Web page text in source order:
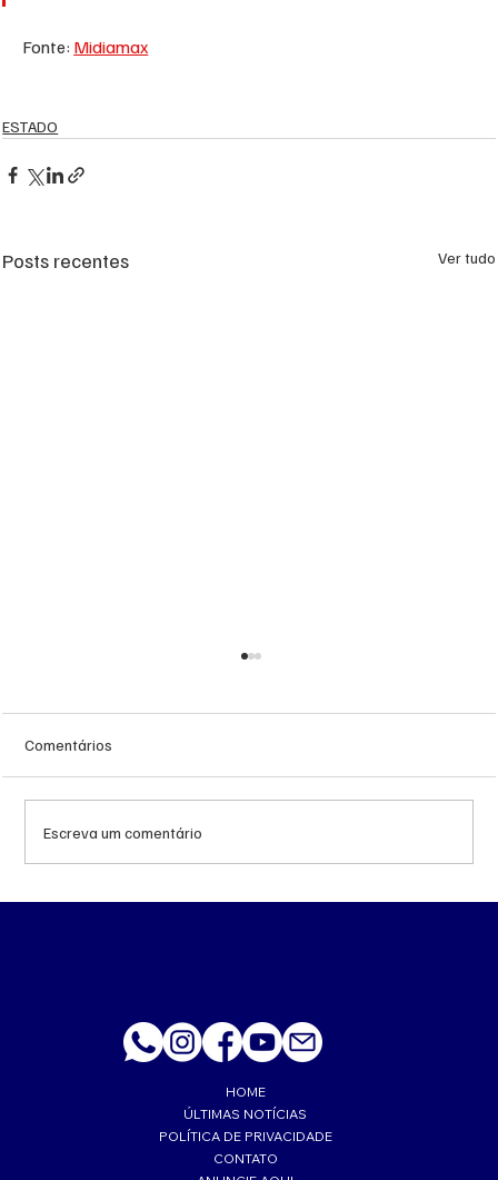
Fonte: Midiamax
ESTADO
Posts recentes Ver tudo
Comentários
Escreva um comentário
HOME
ÚLTIMAS NOTÍCIAS
POLÍTICA DE PRIVACIDADE
CONTATO